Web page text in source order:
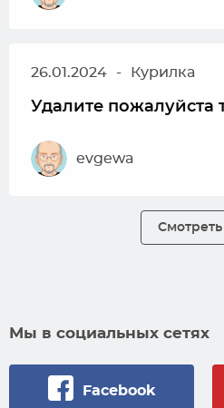
26.01.2024 - Курилка
Удалите пожалуйста
evgewa
Смотреть
Мы в социальных сетях
Facebook